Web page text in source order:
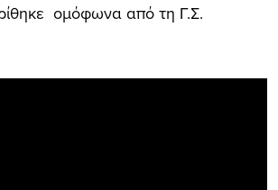
ομόφωνα από τη Γ.Σ.